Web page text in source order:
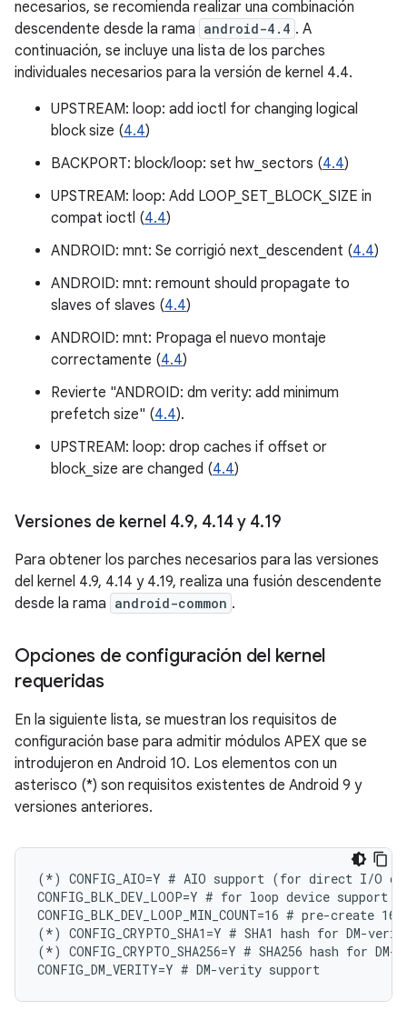
necesarios, se recomienda realizar una combinación
descendente desde la rama android-4.4 . A
continuación, se incluye una lista de los parches
individuales necesarios para la versión de kernel 4.4.
UPSTREAM: loop: add ioctl for changing logical
block size (4.4)
BACKPORT: block/loop: set hw_sectors (4.4)
UPSTREAM: loop: Add LOOP_SET_BLOCK_SIZE in
compat ioctl (4.4)
ANDROID: mnt: Se corrigió next_descendent (4.4)
ANDROID: mnt: remount should propagate to
slaves of slaves (4.4)
ANDROID: mnt: Propaga el nuevo montaje
correctamente (4.4)
Revierte "ANDROID: dm verity: add minimum
prefetch size" (4.4).
UPSTREAM: loop: drop caches if offset or
block_size are changed (4.4)
Versiones de kernel 4.9, 4.14 y 4.19
Para obtener los parches necesarios para las versiones
del kernel 4.9, 4.14 y 4.19, realiza una fusión descendente
desde la rama android-common .
Opciones de configuración del kernel
requeridas
En la siguiente lista, se muestran los requisitos de
configuración base para admitir módulos APEX que se
introdujeron en Android 10. Los elementos con un
asterisco (*) son requisitos existentes de Android 9 y
versiones anteriores.
(*) CONFIG_AIO=Y # AIO support (for direct I/O
CONFIG_BLK_DEV_LOOP=Y # for loop device support
CONFIG_BLK_DEV_LOOP_MIN_COUNT=16 # pre-create
(*) CONFIG_CRYPTO_SHA1=Y # SHA1 hash for DM-
(*) CONFIG_CRYPTO_SHA256=Y # SHA256 hash for